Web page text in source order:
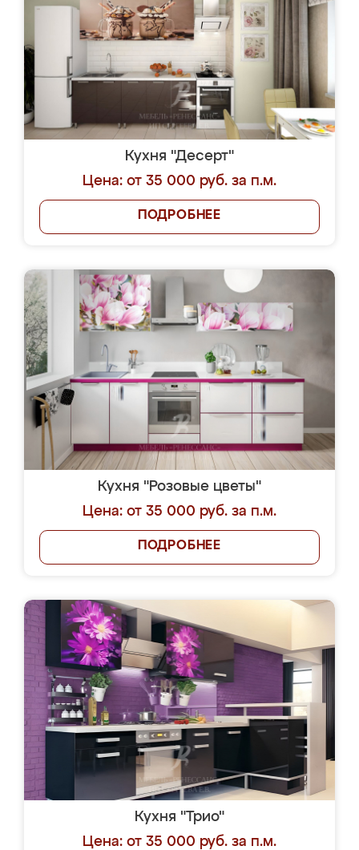
Кухня "Десерт"
Цена: от 35 000 руб. за п.м.
ПОДРОБНЕЕ
Кухня "Розовые цветы"
Цена: от 35 000 руб. за п.м.
ПОДРОБНЕЕ
Кухня "Трио"
Цена: от 35 000 руб. за п.м.